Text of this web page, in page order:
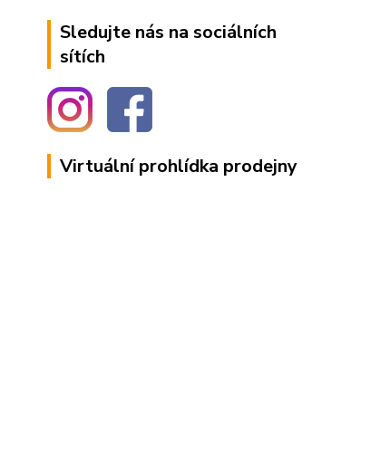
Sledujte nás na sociálních
sítích
Virtuální prohlídka prodejny